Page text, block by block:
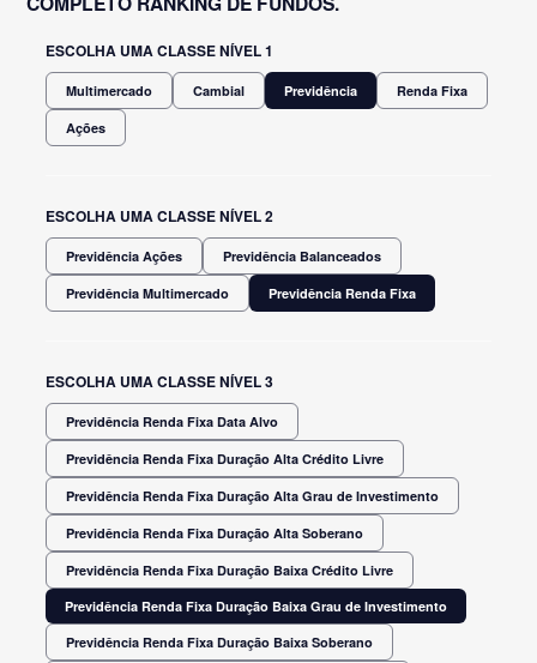
ESCOLHA UMA CLASSE NÍVEL 1
Multimercado Cambial Previdência Renda Fixa
Ações
ESCOLHA UMA CLASSE NÍVEL 2
Previdência Ações Previdência Balanceados
Previdência Multimercado Previdência Renda Fixa
ESCOLHA UMA CLASSE NÍVEL 3
Previdência Renda Fixa Data Alvo
Previdência Renda Fixa Duração Alta Crédito Livre
Previdência Renda Fixa Duração Alta Grau de Investimento
Previdência Renda Fixa Duração Alta Soberano
Previdência Renda Fixa Duração Baixa Crédito Livre
Previdência Renda Fixa Duração Baixa Grau de Investimento
Previdência Renda Fixa Duração Baixa Soberano